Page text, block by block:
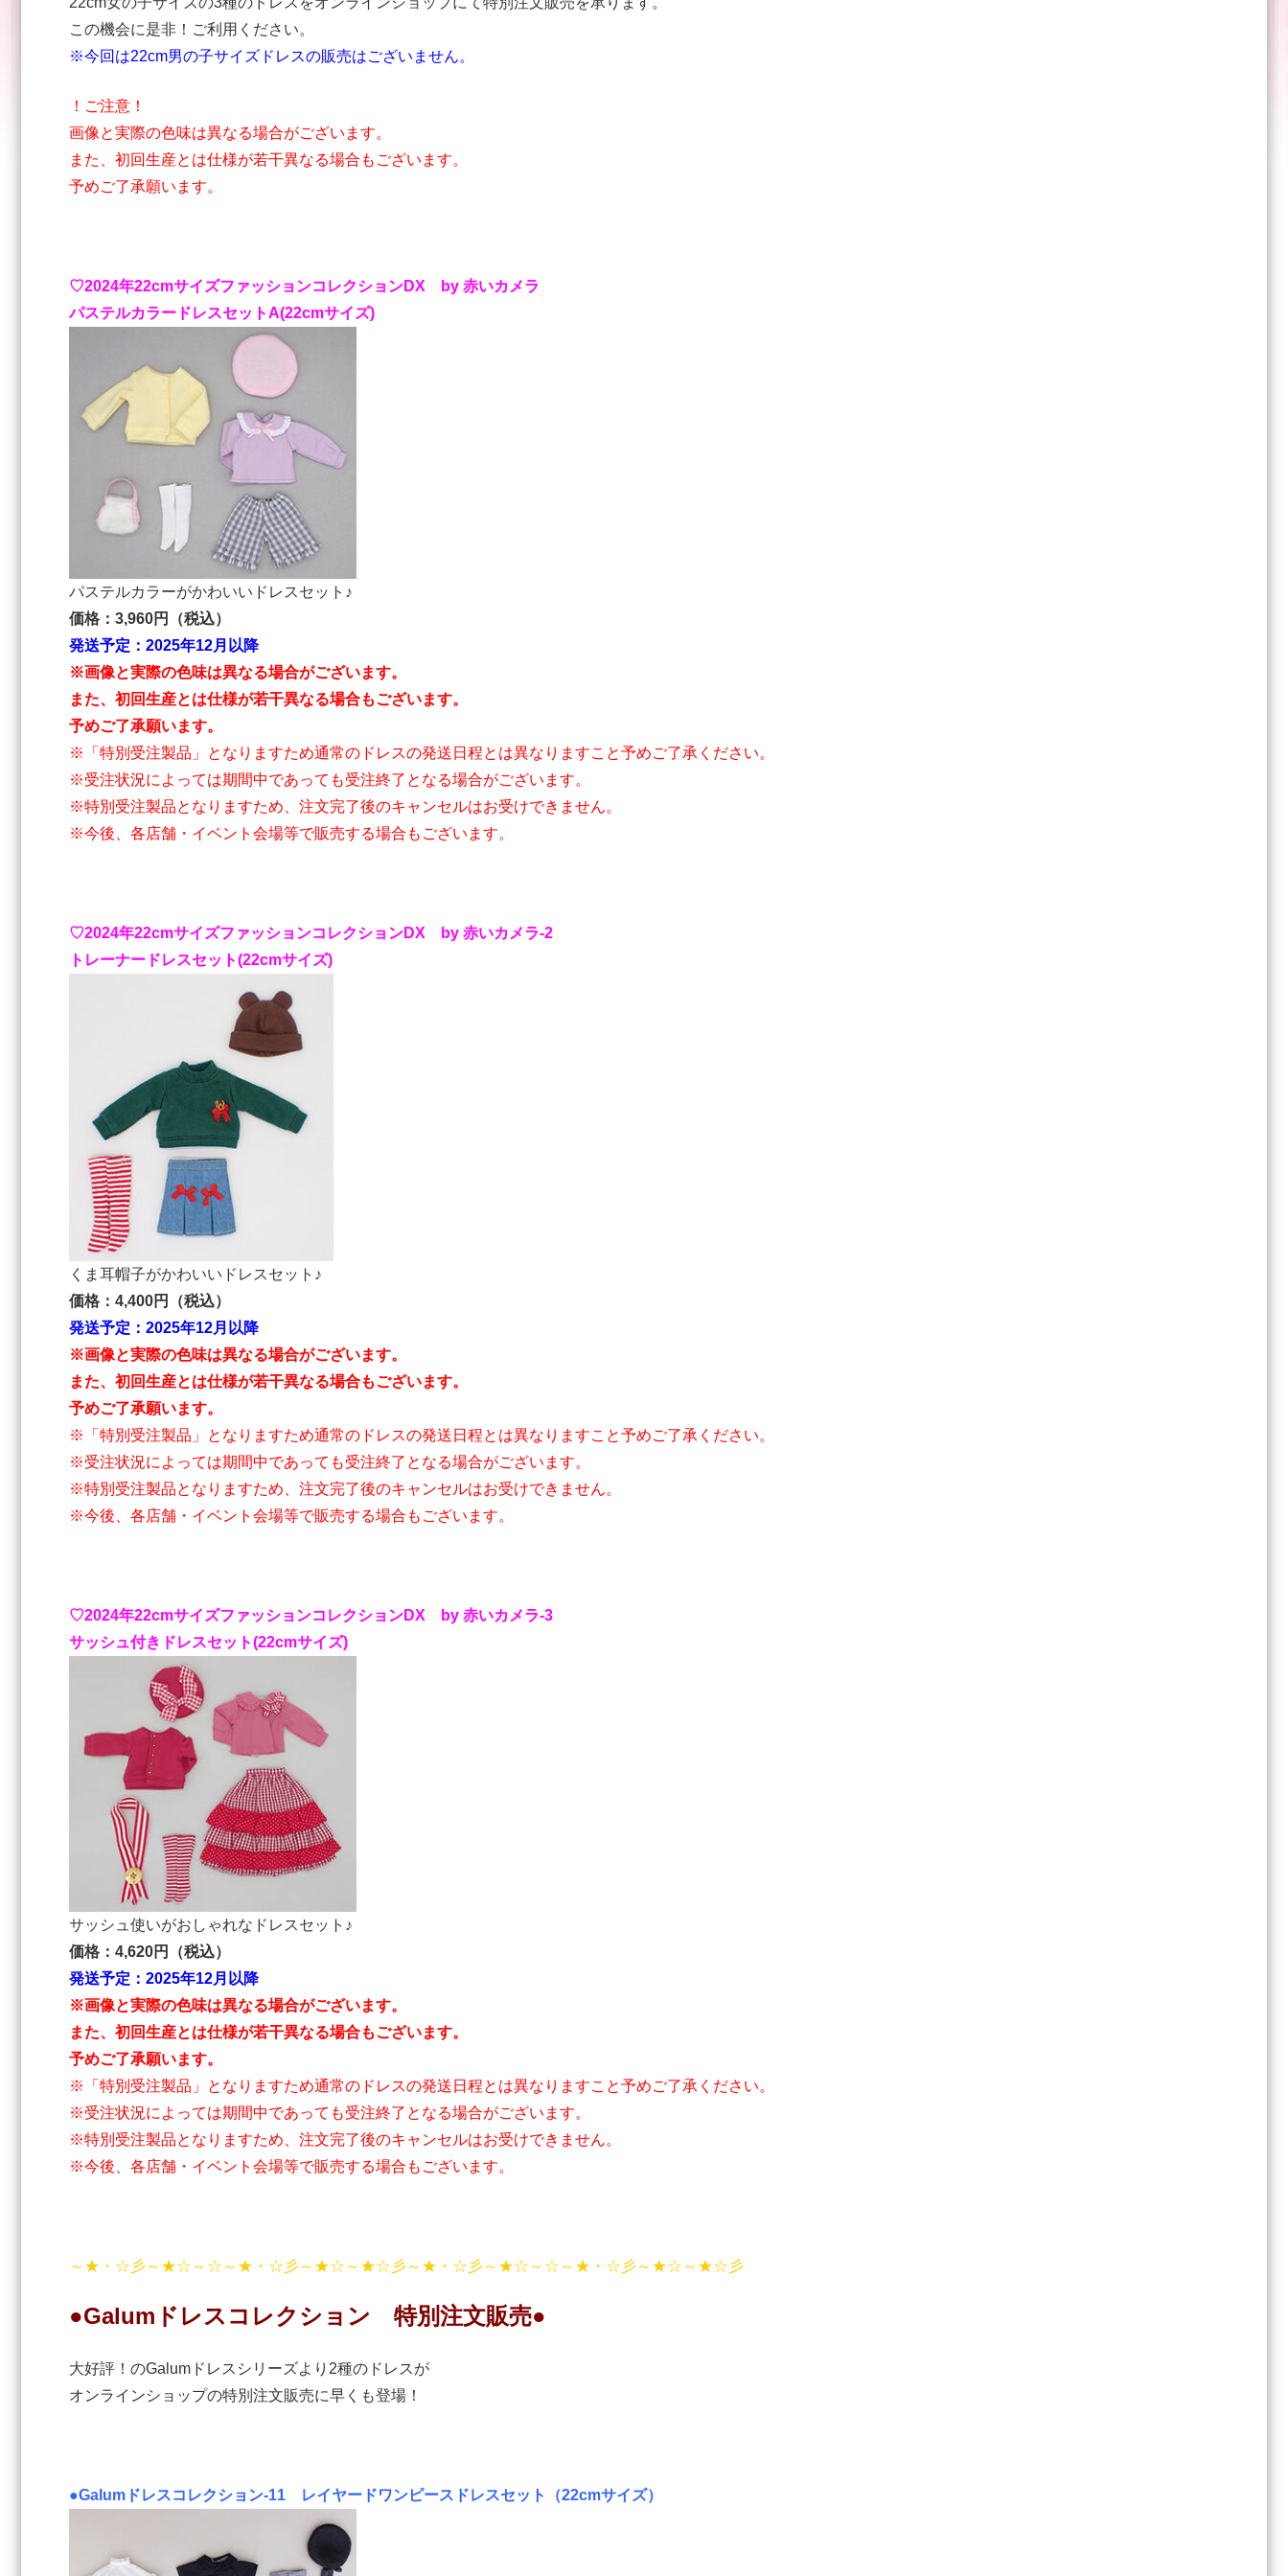
この機会に是非！ご利用ください。
※今回は22cm男の子サイズドレスの販売はございません。
！ご注意！
画像と実際の色味は異なる場合がございます。
また、初回生産とは仕様が若干異なる場合もございます。
予めご了承願います。
♡2024年22cmサイズファッションコレクションDX by 赤いカメラ
パステルカラードレスセットA(22cmサイズ)
パステルカラーがかわいいドレスセット♪
価格：3,960円（税込）
発送予定：2025年12月以降
※画像と実際の色味は異なる場合がございます。
また、初回生産とは仕様が若干異なる場合もございます。
予めご了承願います。
※「特別受注製品」となりますため通常のドレスの発送日程とは異なりますこと予めご了承ください。
※受注状況によっては期間中であっても受注終了となる場合がございます。
※特別受注製品となりますため、注文完了後のキャンセルはお受けできません。
※今後、各店舗・イベント会場等で販売する場合もございます。
♡2024年22cmサイズファッションコレクションDX by 赤いカメラ-2
トレーナードレスセット(22cmサイズ)
くま耳帽子がかわいいドレスセット♪
価格：4,400円（税込）
発送予定：2025年12月以降
※画像と実際の色味は異なる場合がございます。
また、初回生産とは仕様が若干異なる場合もございます。
予めご了承願います。
※「特別受注製品」となりますため通常のドレスの発送日程とは異なりますこと予めご了承ください。
※受注状況によっては期間中であっても受注終了となる場合がございます。
※特別受注製品となりますため、注文完了後のキャンセルはお受けできません。
※今後、各店舗・イベント会場等で販売する場合もございます。
♡2024年22cmサイズファッションコレクションDX by 赤いカメラ-3
サッシュ付きドレスセット(22cmサイズ)
サッシュ使いがおしゃれなドレスセット♪
価格：4,620円（税込）
発送予定：2025年12月以降
※画像と実際の色味は異なる場合がございます。
また、初回生産とは仕様が若干異なる場合もございます。
予めご了承願います。
※「特別受注製品」となりますため通常のドレスの発送日程とは異なりますこと予めご了承ください。
※受注状況によっては期間中であっても受注終了となる場合がございます。
※特別受注製品となりますため、注文完了後のキャンセルはお受けできません。
※今後、各店舗・イベント会場等で販売する場合もございます。
～★・☆彡～★☆～☆～★・☆彡～★☆～★☆彡～★・☆彡～★☆～☆～★・☆彡～★☆～★☆彡
●Galumドレスコレクション 特別注文販売●
大好評！のGalumドレスシリーズより2種のドレスが
オンラインショップの特別注文販売に早くも登場！
●Galumドレスコレクション-11 レイヤードワンピースドレスセット（22cmサイズ）